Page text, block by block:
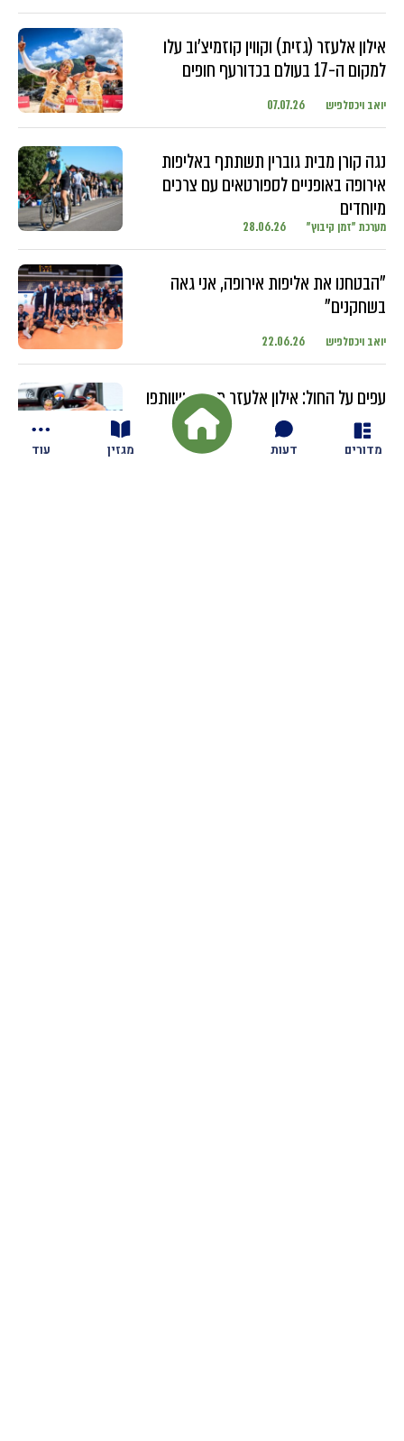
מדורים דעות מגזין עוד
אילון אלעזר (גזית) וקווין קוזמיצ'וב עלו
למקום ה-17 בעולם בכדורעף חופים
יואב ויכסלפיש 07.07.26
נגה קורן מבית גוברין תשתתף באליפות
אירופה באופניים לספורטאים עם צרכים
מיוחדים
מערכת "זמן קיבוץ" 28.06.26
"הבטחנו את אליפות אירופה, אני גאה
בשחקנים"
יואב ויכסלפיש 22.06.26
עפים על החול: אילון אלעזר מגזית ושותפו
מתחרים בטורנירים ברחבי העולם עם
השחקנים הבכירים